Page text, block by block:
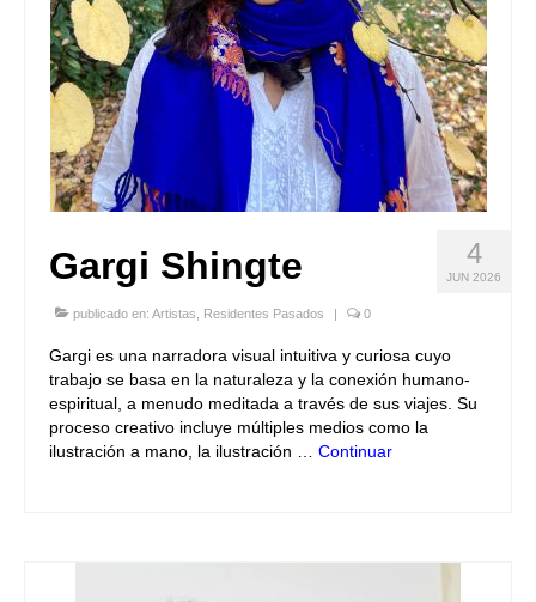
4
JUN 2026
Gargi Shingte
publicado en: Artistas Residentes Pasados | 0
Gargi es una narradora visual intuitiva y curiosa cuyo
trabajo se basa en la naturaleza y la conexión humano-
espiritual, a menudo meditada a través de sus viajes. Su
proceso creativo incluye múltiples medios como la
ilustración a mano, la ilustración … Continuar